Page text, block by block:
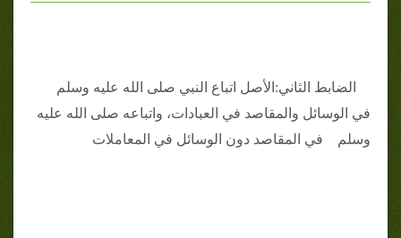
الضابط الثاني: الأصل اتباع النبي صلى الله عليه وسلم
في الوسائل والمقاصد في العبادات، واتباعه صلى الله عليه
وسلم في المقاصد دون الوسائل في المعاملات